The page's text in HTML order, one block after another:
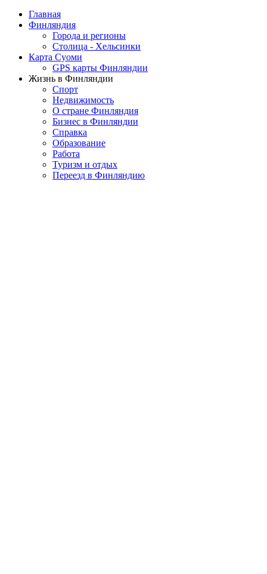
Главная
Финляндия
Города и регионы
Столица - Хельсинки
Карта Суоми
GPS карты Финляндии
Жизнь в Финляндии
Спорт
Недвижимость
О стране Финляндия
Бизнес в Финляндии
Справка
Образование
Работа
Туризм и отдых
Переезд в Финляндию